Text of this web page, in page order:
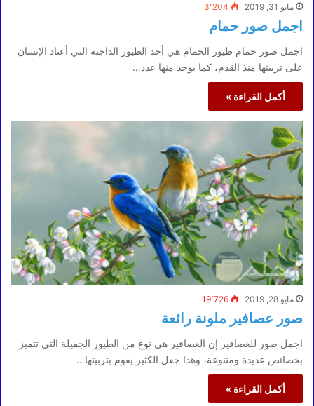
مايو 31, 2019 3٬204
اجمل صور حمام
اجمل صور حمام طيور الحمام هي أحد الطيور الداجنة التي أعتاد الإنسان
على تربيتها منذ القدم، كما يوجد منها عدد…
أكمل القراءة »
مايو 28, 2019 19٬726
صور عصافير ملونة رائعة
اجمل صور للعصافير إن العصافير هي نوع من الطيور الجميلة التي تتميز
بخصائص عديدة ومتنوعة، وهذا جعل الكثير يقوم بتربيتها…
أكمل القراءة »